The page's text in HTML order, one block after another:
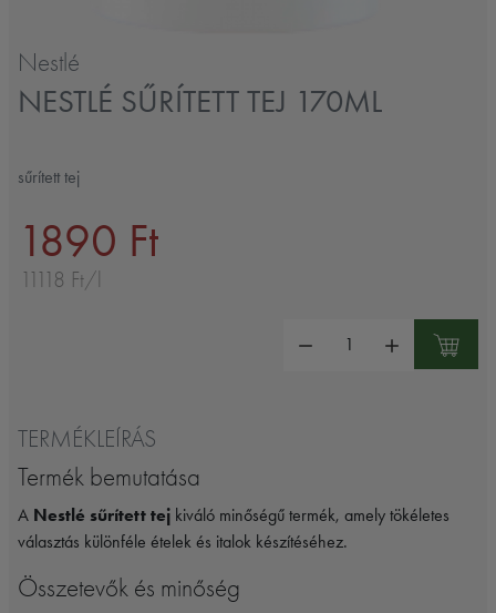
Nestlé
NESTLÉ SŰRÍTETT TEJ 170ML
sűrített tej
1890 Ft
11118 Ft/l
TERMÉKLEÍRÁS
Termék bemutatása
A Nestlé sűrített tej kiváló minőségű termék, amely tökéletes
választás különféle ételek és italok készítéséhez.
Összetevők és minőség